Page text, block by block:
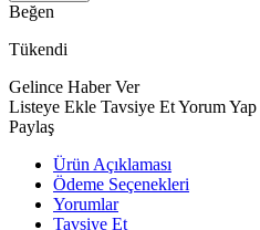
Beğen
Tükendi
Gelince Haber Ver
Listeye Ekle Tavsiye EtYorum Yap
Paylaş
Ürün Açıklaması
Ödeme Seçenekleri
Yorumlar
Tavsiye Et